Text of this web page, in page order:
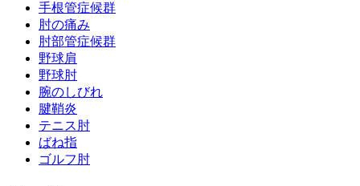
手根管症候群
肘の痛み
肘部管症候群
野球肩
野球肘
腕のしびれ
腱鞘炎
テニス肘
ばね指
ゴルフ肘